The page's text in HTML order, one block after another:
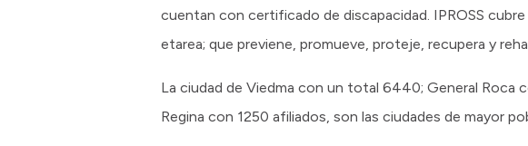
cuentan con certificado de discapacidad. IPROSS
etarea; que previene, promueve, proteje, recupera y
La ciudad de Viedma con un total 6440; General Roca
Regina con 1250 afiliados, son las ciudades de mayor